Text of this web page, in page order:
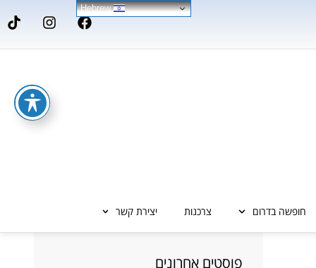
חופשה בדרום צרכנות יצירת קשר
פוסטים אחרונים
Hebrew